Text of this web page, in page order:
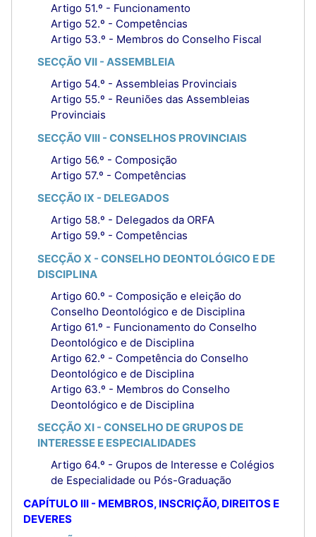
Artigo 51.º - Funcionamento
Artigo 52.º - Competências
Artigo 53.º - Membros do Conselho Fiscal
SECÇÃO VII - ASSEMBLEIA
Artigo 54.º - Assembleias Provinciais
Artigo 55.º - Reuniões das Assembleias
Provinciais
SECÇÃO VIII - CONSELHOS PROVINCIAIS
Artigo 56.º - Composição
Artigo 57.º - Competências
SECÇÃO IX - DELEGADOS
Artigo 58.º - Delegados da ORFA
Artigo 59.º - Competências
SECÇÃO X - CONSELHO DEONTOLÓGICO E DE
DISCIPLINA
Artigo 60.º - Composição e eleição do
Conselho Deontológico e de Disciplina
Artigo 61.º - Funcionamento do Conselho
Deontológico e de Disciplina
Artigo 62.º - Competência do Conselho
Deontológico e de Disciplina
Artigo 63.º - Membros do Conselho
Deontológico e de Disciplina
SECÇÃO XI - CONSELHO DE GRUPOS DE
INTERESSE E ESPECIALIDADES
Artigo 64.º - Grupos de Interesse e Colégios
de Especialidade ou Pós-Graduação
CAPÍTULO III - MEMBROS, INSCRIÇÃO, DIREITOS E
DEVERES